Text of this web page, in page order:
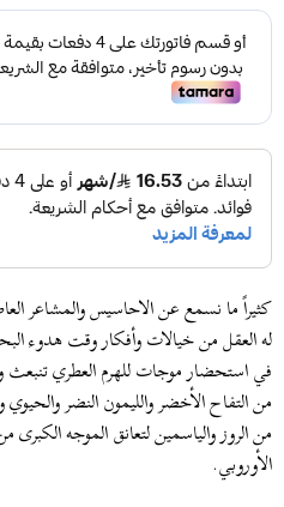
كثيراً ما نسمع عن الاحاسيس والمشاعر
له العقل من خيالات وأفكار وقت هدوء
في استحضار موجات للهرم العطري
من التفاح الأخضر والليمون النضر
من الروز والياسمين لتعانق الموجه
الأوروبي.